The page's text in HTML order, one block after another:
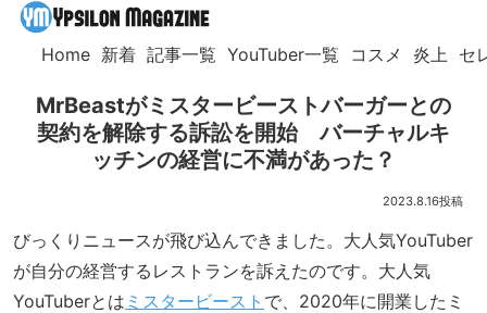
Home 新着 記事一覧 YouTuber一覧 コスメ 炎上 セ
MrBeastがミスタービーストバーガーとの
契約を解除する訴訟を開始 バーチャルキ
ッチンの経営に不満があった？
2023.8.16
びっくりニュースが飛び込んできました。大人気YouTuber
が自分の経営するレストランを訴えたのです。大人気
YouTuberとは ミスタービースト で、2020年に開業したミ